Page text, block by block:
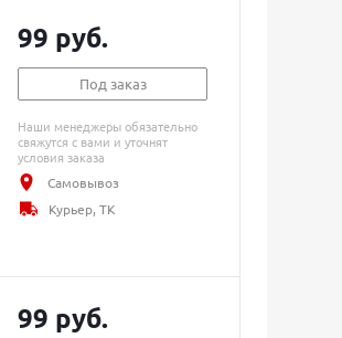
99 руб.
Под заказ
Наши менеджеры обязательно
свяжутся с вами и уточнят
условия заказа
Самовывоз
Курьер, ТК
99 руб.